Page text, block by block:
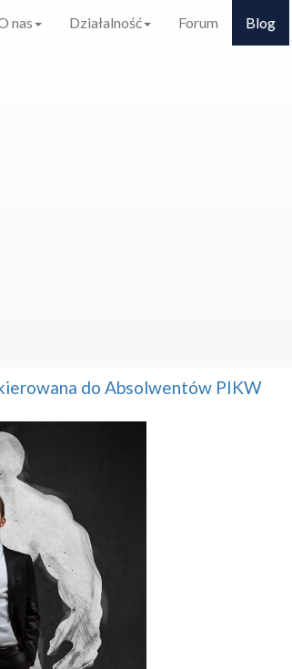
nas Działalność Forum Blog
do Absolwentów PIKW